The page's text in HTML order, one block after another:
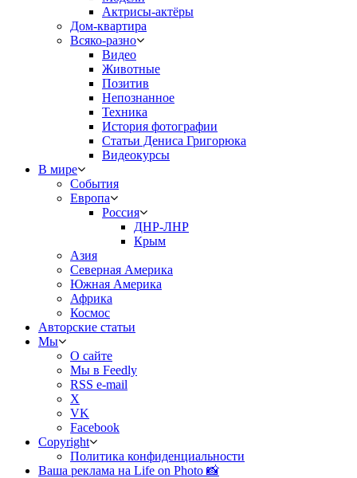
Актрисы-актёры
Дом-квартира
Всяко-разно
Видео
Животные
Позитив
Непознанное
Техника
История фотографии
Статьи Дениса Григорюка
Видеокурсы
В мире
События
Европа
Россия
ДНР-ЛНР
Крым
Азия
Северная Америка
Южная Америка
Африка
Космос
Авторские статьи
Мы
О сайте
Мы в Feedly
RSS e-mail
X
VK
Facebook
Copyright
Политика конфиденциальности
Ваша реклама на Life on Photo 📸